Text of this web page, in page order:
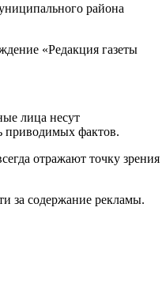
района
«Редакция газеты
лица несут
приводимых фактов.
отражают точку зрения
за содержание рекламы.